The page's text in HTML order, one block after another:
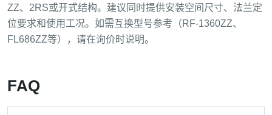
ZZ、2RS或开式结构。建议同时提供安装空间尺寸、法兰定
位要求和使用工况。如需互换型号参考（RF-1360ZZ、
FL686ZZ等），请在询价时说明。
FAQ